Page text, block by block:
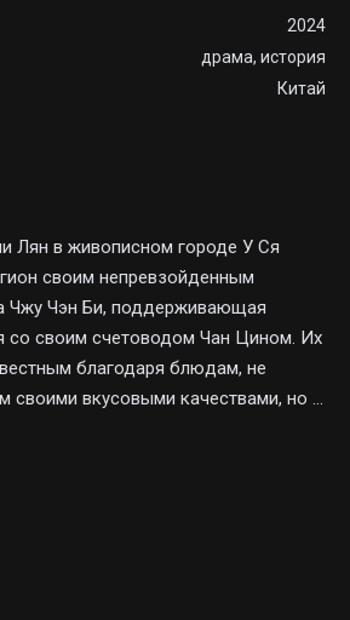
2024
драма, история
Китай
Лян в живописном городе У Ся
своим непревзойденным
Чжу Чэн Би, поддерживающая
со своим счетоводом Чан Цином. Их
благодаря блюдам, не
вкусовыми качествами, но и
и глубокий смысл.